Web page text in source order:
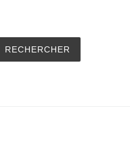
RECHERCHER